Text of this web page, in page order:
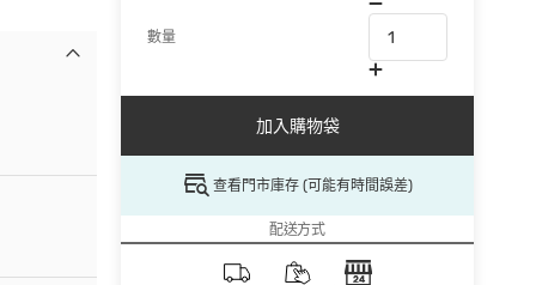
數量
加入購物袋
查看門市庫存 (可能有時間誤差)
配送方式